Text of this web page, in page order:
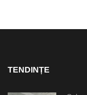
TENDINȚE